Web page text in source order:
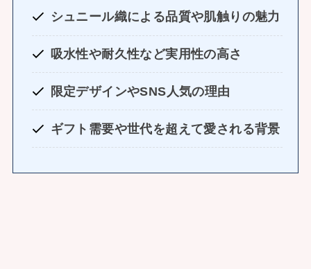
シュニール織による品質や肌触りの魅力
吸水性や耐久性など実用性の高さ
限定デザインやSNS人気の理由
ギフト需要や世代を超えて愛される背景